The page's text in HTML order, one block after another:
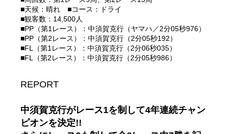
■天候：晴れ ■コース：ドライ
■観客数：14,500人
■PP（第1レース）：中須賀克行（ヤマハ／2分05秒976）
■PP（第2レース）：中須賀克行（2分05秒192）
■FL（第1レース）：中須賀克行（2分06秒035）
■FL（第2レース）：中須賀克行（2分05秒986）
REPORT
中須賀克行がレース1を制して4年連続チャン
ピオンを決定!!